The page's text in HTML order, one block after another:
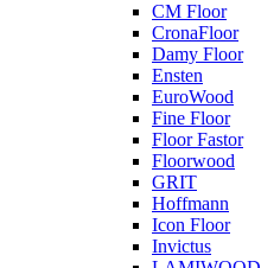
CM Floor
CronaFloor
Damy Floor
Ensten
EuroWood
Fine Floor
Floor Fastor
Floorwood
GRIT
Hoffmann
Icon Floor
Invictus